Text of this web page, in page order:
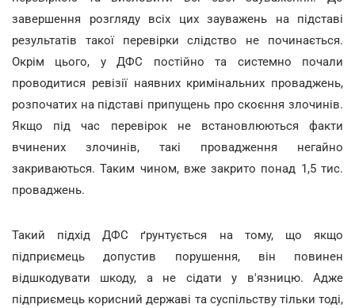
завершення розгляду всіх цих зауважень на підставі
результатів такої перевірки слідство не починається.
Окрім цього, у ДФС постійно та системно почали
проводитися ревізії наявних кримінальних проваджень,
розпочатих на підставі припущень про скоєння злочинів.
Якщо під час перевірок не встановлюються факти
вчинених злочинів, такі провадження негайно
закриваються. Таким чином, вже закрито понад 1,5 тис.
проваджень.
Такий підхід ДФС ґрунтується на тому, що якщо
підприємець допустив порушення, він повинен
відшкодувати шкоду, а не сідати у в'язницю. Адже
підприємець корисний державі та суспільству тільки тоді,